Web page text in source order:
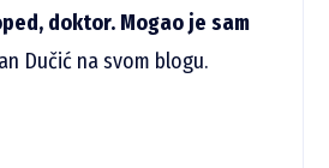
doktor. Mogao je sam
Dučić na svom blogu.